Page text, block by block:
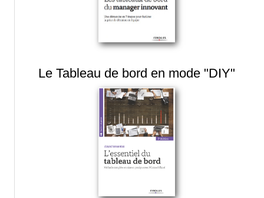
Le Tableau de bord en mode "DIY"